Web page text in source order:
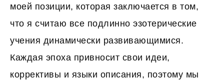
моей позиции, которая заключается в том,
что я считаю все подлинно эзотерические
учения динамически развивающимися.
Каждая эпоха привносит свои идеи,
коррективы и языки описания, поэтому мы